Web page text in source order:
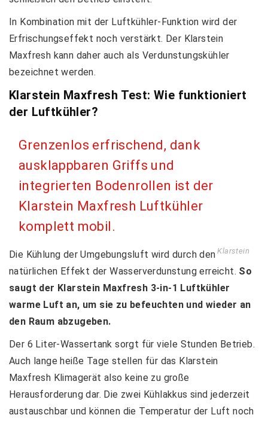
In Kombination mit der Luftkühler-Funktion wird der
Erfrischungseffekt noch verstärkt. Der Klarstein
Maxfresh kann daher auch als Verdunstungskühler
bezeichnet werden.
Klarstein Maxfresh Test: Wie funktioniert
der Luftkühler?
Grenzenlos erfrischend, dank
ausklappbaren Griffs und
integrierten Bodenrollen ist der
Klarstein Maxfresh Luftkühler
komplett mobil.
Klarstein
Die Kühlung der Umgebungsluft wird durch den
natürlichen Effekt der Wasserverdunstung erreicht. So
saugt der Klarstein Maxfresh 3-in-1 Luftkühler
warme Luft an, um sie zu befeuchten und wieder an
den Raum abzugeben.
Der 6 Liter-Wassertank sorgt für viele Stunden Betrieb.
Auch lange heiße Tage stellen für das Klarstein
Maxfresh Klimagerät also keine zu große
Herausforderung dar. Die zwei Kühlakkus sind jederzeit
austauschbar und können die Temperatur der Luft noch